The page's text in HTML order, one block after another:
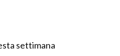
settimana